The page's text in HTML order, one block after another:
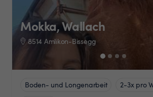
Mokka, Wallach
8514 Amlikon-Bissegg
Boden- und Longenarbeit
2-3x pro